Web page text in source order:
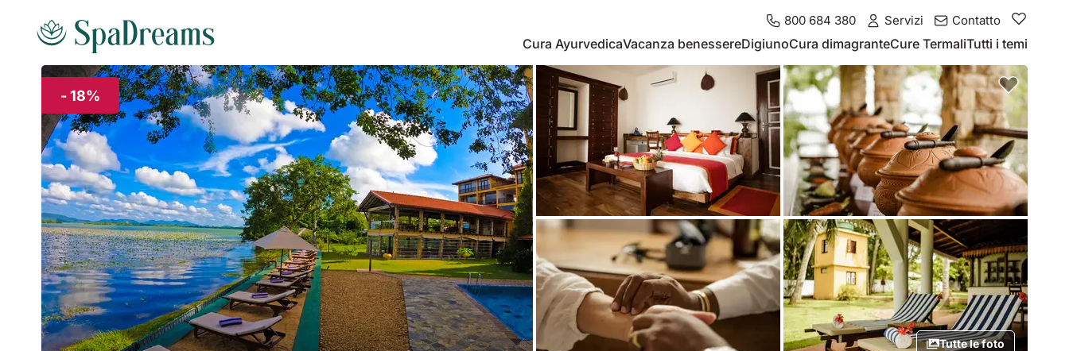
800 684 380 Servizi Contatto
Cura AyurvedicaVacanza benessereDigiunoCura dimagranteCure TermaliTutti i temi
- 18%
Tutte le foto